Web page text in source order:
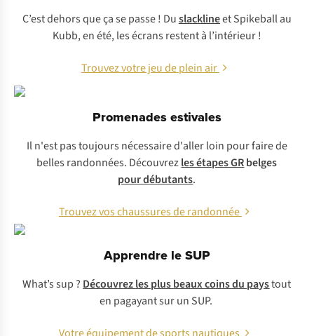
C’est dehors que ça se passe ! Duslacklineet Spikeball au
Kubb, en été, les écrans restent à l’intérieur !
Trouvez votre jeu de plein air
Promenades estivales
Il n'est pas toujours nécessaire d'aller loin pour faire de
belles randonnées. Découvrezles étapes GRbelges
pour débutants.
Trouvez vos chaussures de randonnée
Apprendre le SUP
What’s sup? Découvrez les plus beaux coins du paystout
en pagayant sur un SUP.